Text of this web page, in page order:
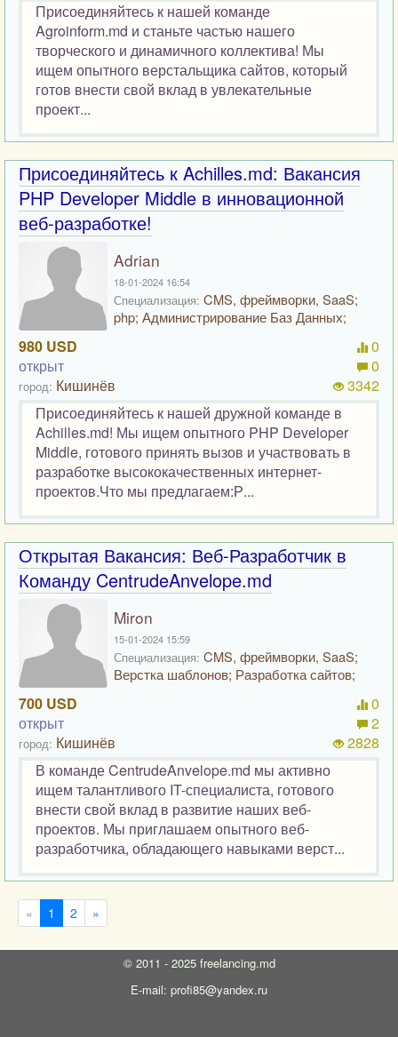
Присоединяйтесь к нашей команде
Agroinform.md и станьте частью нашего
творческого и динамичного коллектива! Мы
ищем опытного верстальщика сайтов, который
готов внести свой вклад в увлекательные
проект...
Присоединяйтесь к Achilles.md: Вакансия
PHP Developer Middle в инновационной
веб-разработке!
Adrian
18-01-2024 16:54
Специализация: CMS, фреймворки, SaaS;
php; Администрирование Баз Данных;
980 USD
открыт
город: Кишинёв
0
0
3342
Присоединяйтесь к нашей дружной команде в
Achilles.md! Мы ищем опытного PHP Developer
Middle, готового принять вызов и участвовать в
разработке высококачественных интернет-
проектов.Что мы предлагаем:Р...
Открытая Вакансия: Веб-Разработчик в
Команду CentrudeAnvelope.md
Miron
15-01-2024 15:59
Специализация: CMS, фреймворки, SaaS;
Верстка шаблонов; Разработка сайтов;
700 USD
открыт
город: Кишинёв
0
2
2828
В команде CentrudeAnvelope.md мы активно
ищем талантливого IT-специалиста, готового
внести свой вклад в развитие наших веб-
проектов. Мы приглашаем опытного веб-
разработчика, обладающего навыками верст...
« 1 2 »
© 2011 - 2025 freelancing.md
E-mail: profi85@yandex.ru